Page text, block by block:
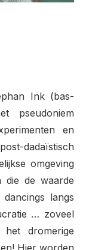
Ink (bas-
pseudoniem
en
dadaïstisch
omgeving
die de waarde
langs
… zoveel
dromerige
Hier worden